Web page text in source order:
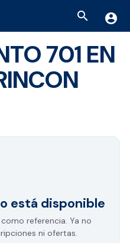
search account_circle
701 EN
está disponible
referencia. Ya no
ni ofertas.